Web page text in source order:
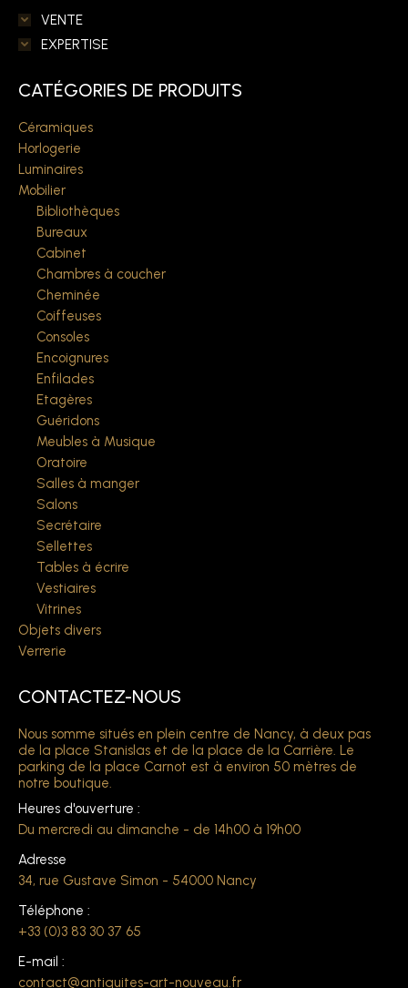
VENTE
EXPERTISE
CATÉGORIES DE PRODUITS
Céramiques
Horlogerie
Luminaires
Mobilier
Bibliothèques
Bureaux
Cabinet
Chambres à coucher
Cheminée
Coiffeuses
Consoles
Encoignures
Enfilades
Etagères
Guéridons
Meubles à Musique
Oratoire
Salles à manger
Salons
Secrétaire
Sellettes
Tables à écrire
Vestiaires
Vitrines
Objets divers
Verrerie
CONTACTEZ-NOUS
Nous somme situés en plein centre de Nancy, à deux pas
de la place Stanislas et de la place de la Carrière. Le
parking de la place Carnot est à environ 50 mètres de
notre boutique.
Heures d'ouverture :
Du mercredi au dimanche - de 14h00 à 19h00
Adresse
34, rue Gustave Simon - 54000 Nancy
Téléphone :
+33 (0)3 83 30 37 65
E-mail :
contact@antiquites-art-nouveau.fr